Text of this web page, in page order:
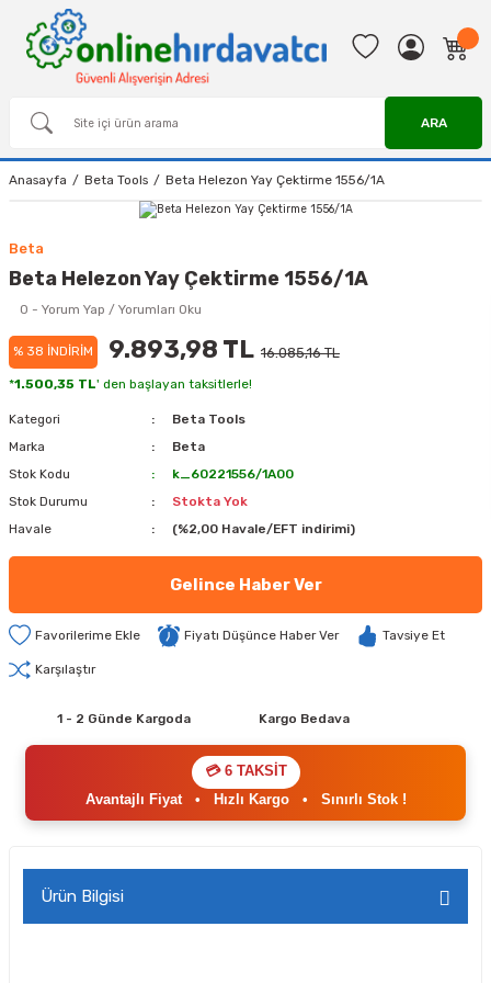
ARA
Anasayfa Beta Tools Beta Helezon Yay Çektirme 1556/1A
Beta
Beta Helezon Yay Çektirme 1556/1A
0 - Yorum Yap / Yorumları Oku
% 38 İNDİRİM 9.893,98 TL 16.085,16 TL
*1.500,35 TL' den başlayan taksitlerle!
Kategori
Beta Tools
Marka
Beta
Stok Kodu
k_60221556/1A00
Stok Durumu
Stokta Yok
Havale
(%2,00 Havale/EFT indirimi)
Gelince Haber Ver
Fiyatı Düşünce Haber Ver Tavsiye Et
Karşılaştır
1 - 2 Günde Kargoda Kargo Bedava
💳 6 TAKSİT
Avantajlı Fiyat• Hızlı Kargo• Sınırlı Stok !
Ürün Bilgisi